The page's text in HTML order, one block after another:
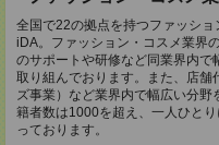
全国で22の拠点を持つファッシ
iDA。ファッション・コスメ業界
のサポートや研修など同業界内で
取り組んでおります。また、店舗
ズ事業）など業界内で幅広い分
籍者数は1000を超え、一人ひと
っております。